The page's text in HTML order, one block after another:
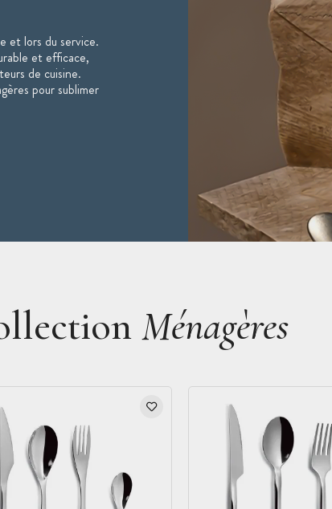
et lors du service.
et efficace,
de cuisine.
pour sublimer
Ménagères